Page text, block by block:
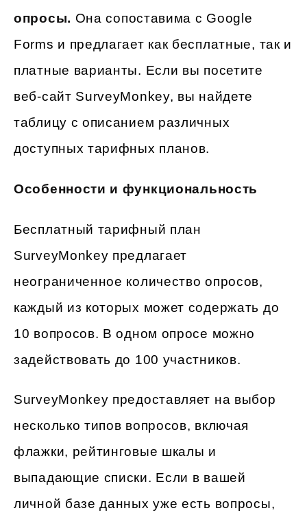
опросы. Она сопоставима с Google
Forms и предлагает как бесплатные, так и
платные варианты. Если вы посетите
веб-сайт SurveyMonkey, вы найдете
таблицу с описанием различных
доступных тарифных планов.
Особенности и функциональность
Бесплатный тарифный план
SurveyMonkey предлагает
неограниченное количество опросов,
каждый из которых может содержать до
10 вопросов. В одном опросе можно
задействовать до 100 участников.
SurveyMonkey предоставляет на выбор
несколько типов вопросов, включая
флажки, рейтинговые шкалы и
выпадающие списки. Если в вашей
личной базе данных уже есть вопросы,